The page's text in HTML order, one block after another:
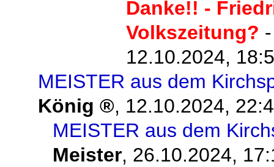
Danke!! -
Volkszeitung?
12.10.2024,
MEISTER aus dem
König
, 12.10.2024,
MEISTER aus dem
Meister, 26.10.2024,